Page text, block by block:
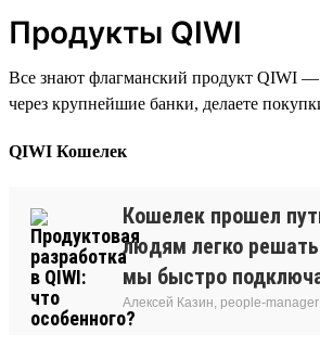
Продукты QIWI
Все знают флагманский продукт QIWI
через крупнейшие банки, делаете
QIWI Кошелек
Кошелек прошел
людям легко
мы быстро
Алексей Казин, people-